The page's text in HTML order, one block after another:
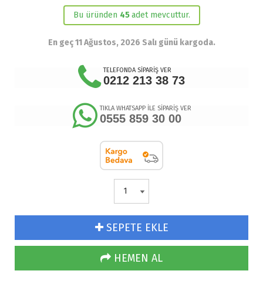
Bu üründen 45adet mevcuttur.
En geç 11 Ağustos, 2026 Salı günü kargoda.
TELEFONDA SİPARİŞ VER
0212 213 38 73
TIKLA WHATSAPP İLE SİPARİŞ VER
0555 859 30 00
SEPETE EKLE
HEMEN AL